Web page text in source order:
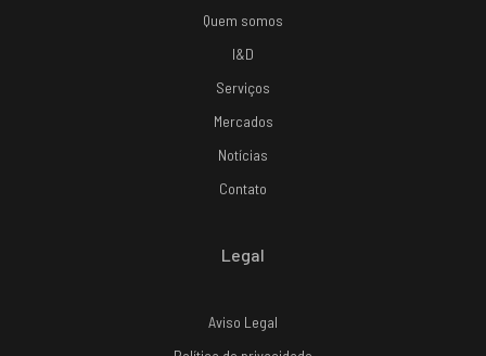
Quem somos
I&D
Serviços
Mercados
Notícias
Contato
Legal
Aviso Legal